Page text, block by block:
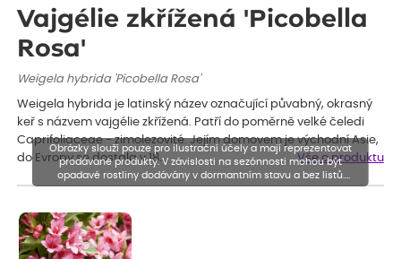
Vajgélie zkřížená 'Picobella
Rosa'
Weigela hybrida 'Picobella Rosa'
Weigela hybrida je latinský název označující půvabný, okrasný
keř s názvem vajgélie zkřížená. Patří do poměrně velké čeledi
Caprifoliaceae - zimolezovité. Jejím domovem je východní Asie,
do Evropy se dostala v 18.…
Vše o produktu
Obrázky slouží pouze pro ilustrační účely a mají reprezentovat
prodávané produkty. V závislosti na sezónnosti mohou být
opadavé rostliny dodávány v dormantním stavu a bez listů.
Rostliny mohou být také sestřiženy níže, než je uvedená výška,